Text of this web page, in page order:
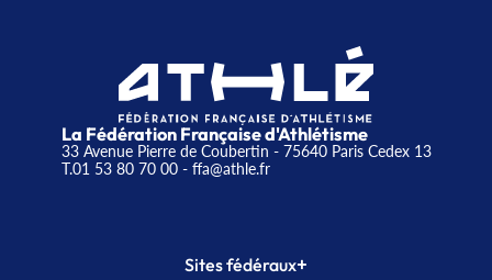
La Fédération Française d'Athlétisme
33 Avenue Pierre de Coubertin - 75640 Paris Cedex 13
T.01 53 80 70 00- ffa@athle.fr
Sites fédéraux+